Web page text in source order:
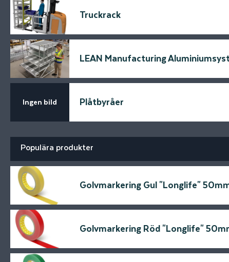
Truckrack
LEAN Manufacturing
Ingen bild Plåtbyråer
Populära produkter
Golvmarkering Gul "Longlife"
Golvmarkering Röd "Longlife"